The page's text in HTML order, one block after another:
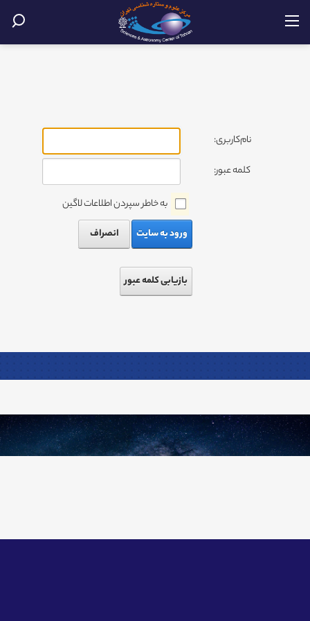
نام‌کاربری:
کلمه عبور:
به خاطر سپردن اطلاعات لاگین
ورود به سایت
انصراف
بازیابی کلمه عبور